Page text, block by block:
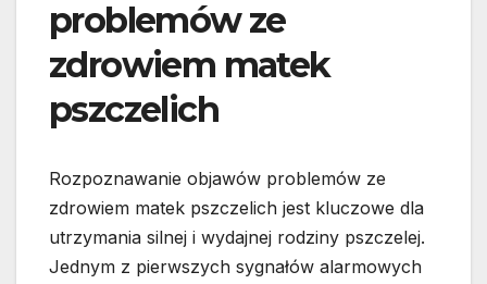
problemów ze
zdrowiem matek
pszczelich
Rozpoznawanie objawów problemów ze
zdrowiem matek pszczelich jest kluczowe dla
utrzymania silnej i wydajnej rodziny pszczelej.
Jednym z pierwszych sygnałów alarmowych